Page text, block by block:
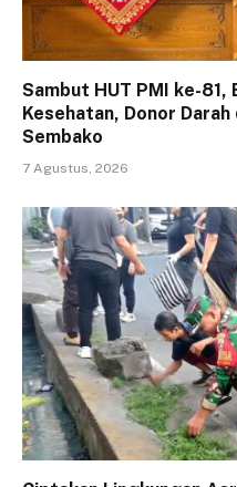
Sambut HUT PMI ke-81,
Kesehatan, Donor
Sembako
7 Agustus, 2026